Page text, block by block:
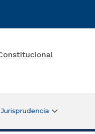
Jurisprudencia